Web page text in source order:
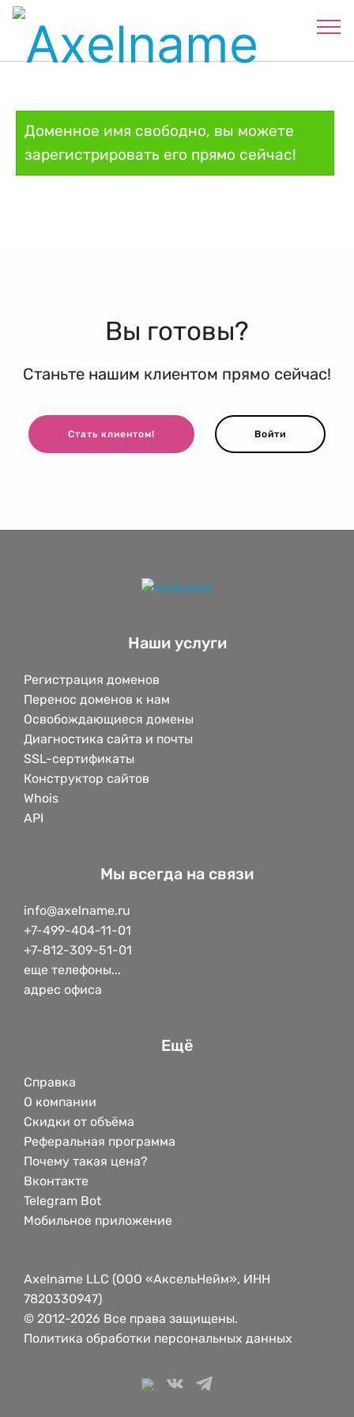
Доменное имя свободно, вы можете
зарегистрировать его прямо сейчас!
Вы готовы?
Станьте нашим клиентом прямо сейчас!
Стать клиентом! Войти
Наши услуги
Регистрация доменов
Перенос доменов к нам
Освобождающиеся домены
Диагностика сайта и почты
SSL-сертификаты
Конструктор сайтов
Whois
API
Мы всегда на связи
info@axelname.ru
+7-499-404-11-01
+7-812-309-51-01
еще телефоны...
адрес офиса
Ещё
Справка
О компании
Скидки от объёма
Реферальная программа
Почему такая цена?
Вконтакте
Telegram Bot
Мобильное приложение
Axelname LLC (ООО «АксельНейм», ИНН
7820330947)
© 2012-2026 Все права защищены.
Политика обработки персональных данных